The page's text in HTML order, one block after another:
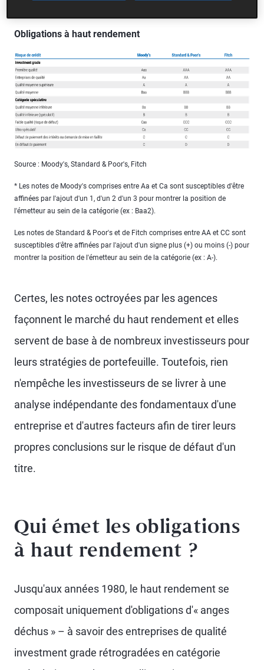
Obligations à haut rendement
Source : Moody's, Standard & Poor's, Fitch
* Les notes de Moody's comprises entre Aa et Ca sont susceptibles d'être
affinées par l'ajout d'un 1, d'un 2 d'un 3 pour montrer la position de
l'émetteur au sein de la catégorie (ex : Baa2).
Les notes de Standard & Poor's et de Fitch comprises entre AA et CC sont
susceptibles d'être affinées par l'ajout d'un signe plus (+) ou moins (-) pour
montrer la position de l'émetteur au sein de la catégorie (ex : A-).
Certes, les notes octroyées par les agences
façonnent le marché du haut rendement et elles
servent de base à de nombreux investisseurs pour
leurs stratégies de portefeuille. Toutefois, rien
n'empêche les investisseurs de se livrer à une
analyse indépendante des fondamentaux d'une
entreprise et d'autres facteurs afin de tirer leurs
propres conclusions sur le risque de défaut d'un
titre.
Qui émet les obligations
à haut rendement ?
Jusqu'aux années 1980, le haut rendement se
composait uniquement d'obligations d'« anges
déchus » – à savoir des entreprises de qualité
investment grade rétrogradées en catégorie